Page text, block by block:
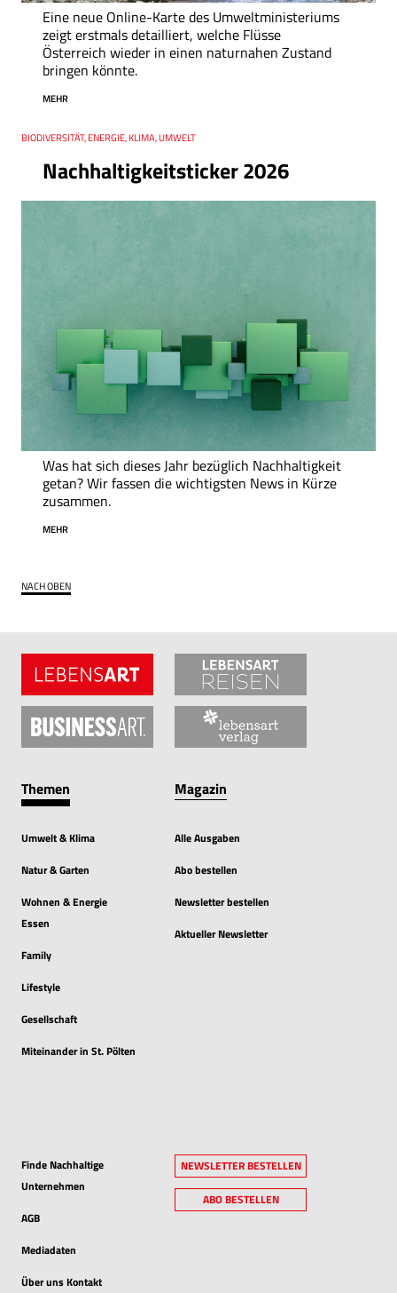
Eine neue Online-Karte des Umweltministeriums
zeigt erstmals detailliert, welche Flüsse
Österreich wieder in einen naturnahen Zustand
bringen könnte.
MEHR
Nachhaltigkeitsticker 2026
Thema
BIODIVERSITÄT, ENERGIE, KLIMA, UMWELT
Was hat sich dieses Jahr bezüglich Nachhaltigkeit
getan? Wir fassen die wichtigsten News in Kürze
zusammen.
MEHR
NACH OBEN
Themen
Umwelt & Klima
Natur & Garten
Wohnen & Energie
Essen
Family
Lifestyle
Gesellschaft
Miteinander in St. Pölten
Magazin
Alle Ausgaben
Abo bestellen
Newsletter bestellen
Aktueller Newsletter
Finde Nachhaltige
Unternehmen
AGB
Mediadaten
Über uns Kontakt
NEWSLETTER BESTELLEN
ABO BESTELLEN